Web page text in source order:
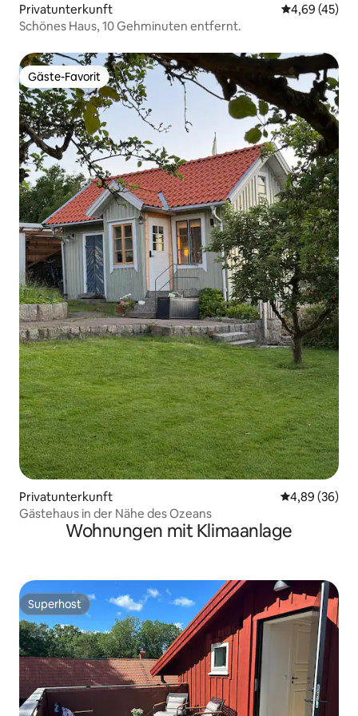
Privatunterkunft
4,69 (45)
Schönes Haus, 10 Gehminuten entfernt.
Gäste-Favorit
Gäste-Favorit
Privatunterkunft
4,89 (36)
Gästehaus in der Nähe des Ozeans
Wohnungen mit Klimaanlage
Superhost
Superhost